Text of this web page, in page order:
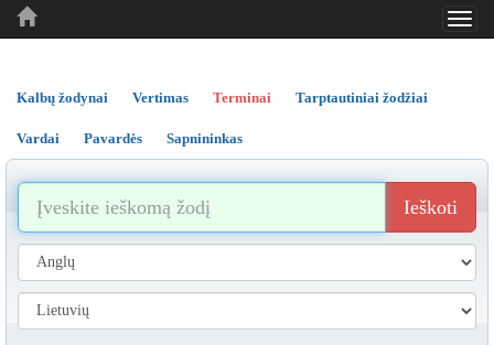
..
..
Kalbų žodynai Vertimas Terminai Tarptautiniai žodžiai
Vardai Pavardės Sapnininkas
Ieškoti